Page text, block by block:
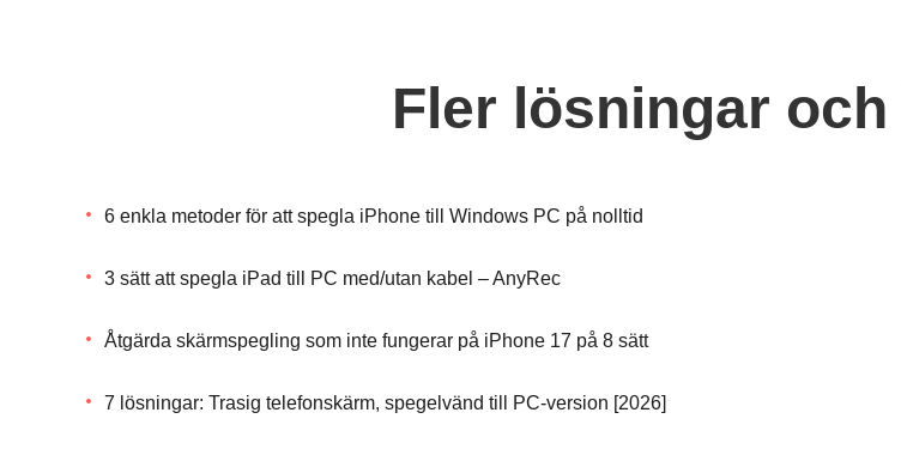
Fler lösningar
6 enkla metoder för att spegla iPhone till Windows PC på nolltid
3 sätt att spegla iPad till PC med/utan kabel – AnyRec
Åtgärda skärmspegling som inte fungerar på iPhone 17 på 8 sätt
7 lösningar: Trasig telefonskärm, spegelvänd till PC-version [2026]